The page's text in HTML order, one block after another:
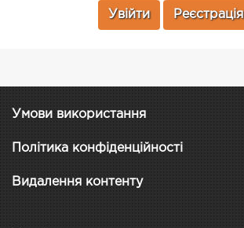
Увійти Реєстрація
Умови використання
Політика конфіденційності
Видалення контенту